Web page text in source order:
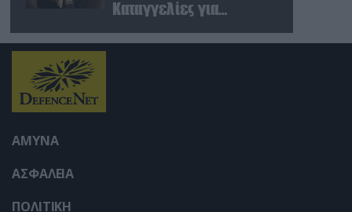
Καταγγελίες για
στέλεχος του κόμματος
ΑΜΥΝΑ
ΑΣΦΑΛΕΙΑ
ΠΟΛΙΤΙΚΗ